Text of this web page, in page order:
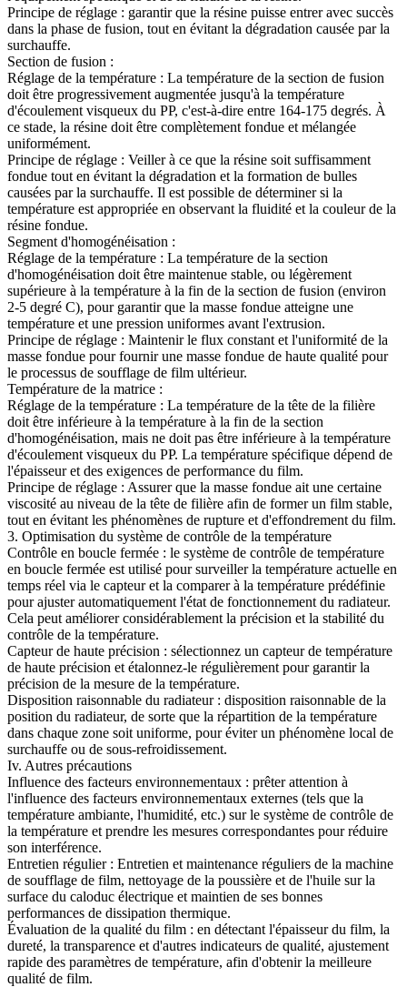
Principe de réglage : garantir que la résine puisse entrer avec succès
dans la phase de fusion, tout en évitant la dégradation causée par la
surchauffe.
Section de fusion :
Réglage de la température : La température de la section de fusion
doit être progressivement augmentée jusqu'à la température
d'écoulement visqueux du PP, c'est-à-dire entre 164-175 degrés. À
ce stade, la résine doit être complètement fondue et mélangée
uniformément.
Principe de réglage : Veiller à ce que la résine soit suffisamment
fondue tout en évitant la dégradation et la formation de bulles
causées par la surchauffe. Il est possible de déterminer si la
température est appropriée en observant la fluidité et la couleur de la
résine fondue.
Segment d'homogénéisation :
Réglage de la température : La température de la section
d'homogénéisation doit être maintenue stable, ou légèrement
supérieure à la température à la fin de la section de fusion (environ
2-5 degré C), pour garantir que la masse fondue atteigne une
température et une pression uniformes avant l'extrusion.
Principe de réglage : Maintenir le flux constant et l'uniformité de la
masse fondue pour fournir une masse fondue de haute qualité pour
le processus de soufflage de film ultérieur.
Température de la matrice :
Réglage de la température : La température de la tête de la filière
doit être inférieure à la température à la fin de la section
d'homogénéisation, mais ne doit pas être inférieure à la température
d'écoulement visqueux du PP. La température spécifique dépend de
l'épaisseur et des exigences de performance du film.
Principe de réglage : Assurer que la masse fondue ait une certaine
viscosité au niveau de la tête de filière afin de former un film stable,
tout en évitant les phénomènes de rupture et d'effondrement du film.
3. Optimisation du système de contrôle de la température
Contrôle en boucle fermée : le système de contrôle de température
en boucle fermée est utilisé pour surveiller la température actuelle en
temps réel via le capteur et la comparer à la température prédéfinie
pour ajuster automatiquement l'état de fonctionnement du radiateur.
Cela peut améliorer considérablement la précision et la stabilité du
contrôle de la température.
Capteur de haute précision : sélectionnez un capteur de température
de haute précision et étalonnez-le régulièrement pour garantir la
précision de la mesure de la température.
Disposition raisonnable du radiateur : disposition raisonnable de la
position du radiateur, de sorte que la répartition de la température
dans chaque zone soit uniforme, pour éviter un phénomène local de
surchauffe ou de sous-refroidissement.
Iv. Autres précautions
Influence des facteurs environnementaux : prêter attention à
l'influence des facteurs environnementaux externes (tels que la
température ambiante, l'humidité, etc.) sur le système de contrôle de
la température et prendre les mesures correspondantes pour réduire
son interférence.
Entretien régulier : Entretien et maintenance réguliers de la machine
de soufflage de film, nettoyage de la poussière et de l'huile sur la
surface du caloduc électrique et maintien de ses bonnes
performances de dissipation thermique.
Évaluation de la qualité du film : en détectant l'épaisseur du film, la
dureté, la transparence et d'autres indicateurs de qualité, ajustement
rapide des paramètres de température, afin d'obtenir la meilleure
qualité de film.